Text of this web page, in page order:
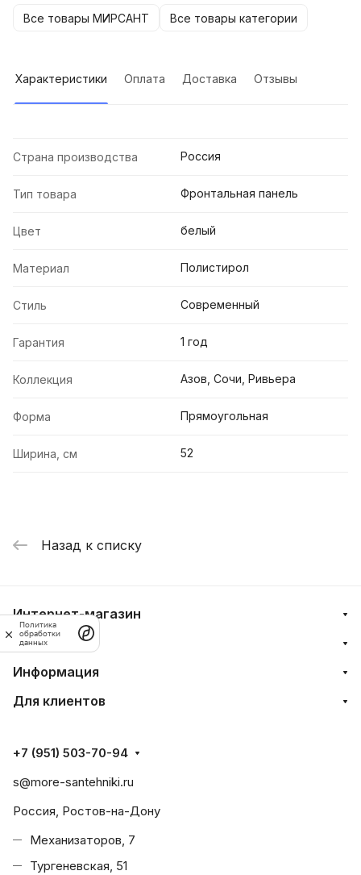
Все товары МИРСАНТ Все товары категории
Характеристики Оплата Доставка Отзывы
Страна производства Россия
Тип товара Фронтальная панель
Цвет белый
Материал Полистирол
Стиль Современный
Гарантия 1 год
Коллекция Азов, Сочи, Ривьера
Форма Прямоугольная
Ширина, см 52
Назад к списку
Интернет-магазин
Компания
Информация
Для клиентов
+7 (951) 503-70-94
s@more-santehniki.ru
Россия, Ростов-на-Дону
Механизаторов, 7
Тургеневская, 51
Политика
обработки
данных